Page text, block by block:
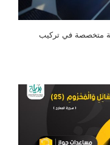
متخصصة في تركيب